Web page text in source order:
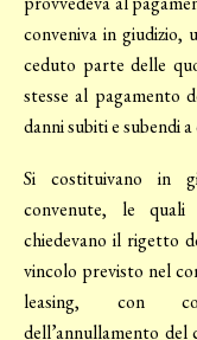
conveniva in giudizio,
ceduto parte delle
stesse al pagamento
danni subiti e subendi
Si costituivano in
convenute, le quali
chiedevano il rigetto
vincolo previsto nel
leasing, con
dell’annullamento